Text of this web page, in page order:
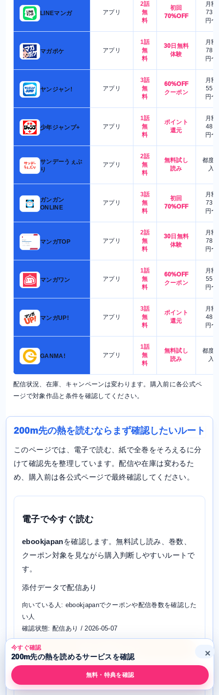
LINEマンガ アプリ
2話
無
料
初回
70%OFF
月額
730
円〜
マガポケ アプリ
1話
無
料
30日無料
体験
月額
780
円〜
ヤンジャン! アプリ
3話
無
料
60%OFF
クーポン
月額
550
円〜
少年ジャンプ+ アプリ
1話
無
料
ポイント
還元
月額
480
円〜
サンデーうぇぶ
り
アプリ
2話
無
料
無料試し
読み
都度
入
ガンガン
ONLINE
アプリ
3話
無
料
初回
70%OFF
月額
730
円〜
マンガTOP アプリ
2話
無
料
30日無料
体験
月額
780
円〜
マンガワン アプリ
1話
無
料
60%OFF
クーポン
月額
550
円〜
マンガUP! アプリ
3話
無
料
ポイント
還元
月額
480
円〜
GANMA! アプリ
1話
無
料
無料試し
読み
都度
入
配信状況、在庫、キャンペーンは変わります。購入前に各公式ペ
ージで対象作品と条件を確認してください。
200m先の熱を読むならまず確認したいルート
このページでは、電子で読む、紙で全巻をそろえるに分
けて確認先を整理しています。配信や在庫は変わるた
め、購入前は各公式ページで最終確認してください。
電子で今すぐ読む
ebookjapanを確認します。無料試し読み、巻数、
クーポン対象を見ながら購入判断しやすいルートで
す。
添付データで配信あり
向いている人: ebookjapanでクーポンや配信巻数を確認した
い人
確認状態: 配信あり / 2026-05-07
今すぐ確認
200m先の熱を読めるサービスを確認
無料・特典を確認
×